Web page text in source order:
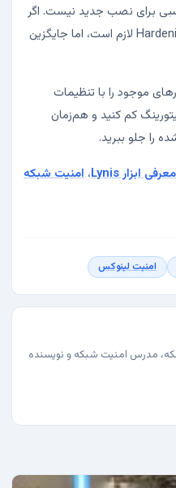
برای نصب جدید نیست. اگر
هنوز CentOS 7 در شبکه دارید، Hardening لازم است، اما جایگزین
موجود را با تنظیمات
کم کنید و هم‌زمان
را جلو ببرید.
معرفی ابزار Lynis ، امنیت شبکه
امنیت لینوکس
مدرس امنیت شبکه و نویسنده